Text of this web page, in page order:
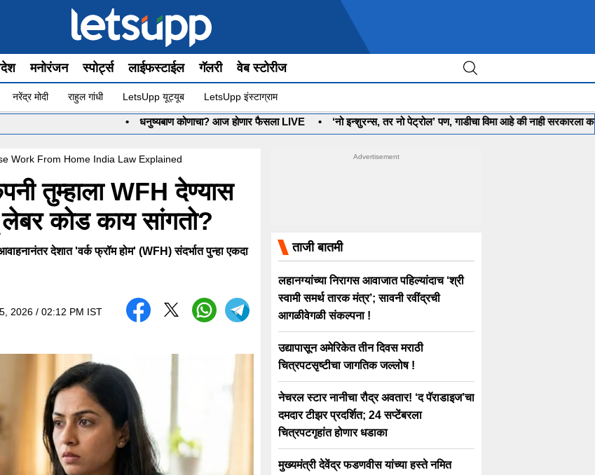
मनोरंजन स्पोर्ट्स लाईफस्टाईल गॅलरी वेब स्टोरीज
नरेंद्र मोदी राहुल गांधी LetsUpp यूट्यूब LetsUpp इंस्टाग्राम
धनुष्यबाण कोणाचा? आज होणार फैसला LIVE • ‘नो इन्शुरन्स, तर नो पेट्रोल’ पण, गाडीचा विमा आहे की नाही सरकारला कळणार
Work From Home India Law Explained
तुम्हाला WFH देण्यास
कोड काय सांगतो?
देशात 'वर्क फ्रॉम होम' (WFH) संदर्भात पुन्हा एकदा
2026 / 02:12 PM IST
ताजी बातमी
लहानग्यांच्या निरागस आवाजात पहिल्यांदाच ‘श्री
स्वामी समर्थ तारक मंत्र’; सावनी रवींद्रची
आगळीवेगळी संकल्पना !
उद्यापासून अमेरिकेत तीन दिवस मराठी
चित्रपटसृष्टीचा जागतिक जल्लोष !
नेचरल स्टार नानीचा रौद्र अवतार! ‘द पॅराडाइज’चा
दमदार टीझर प्रदर्शित; 24 सप्टेंबरला
चित्रपटगृहांत होणार धडाका
मुख्यमंत्री देवेंद्र फडणवीस यांच्या हस्ते नमित